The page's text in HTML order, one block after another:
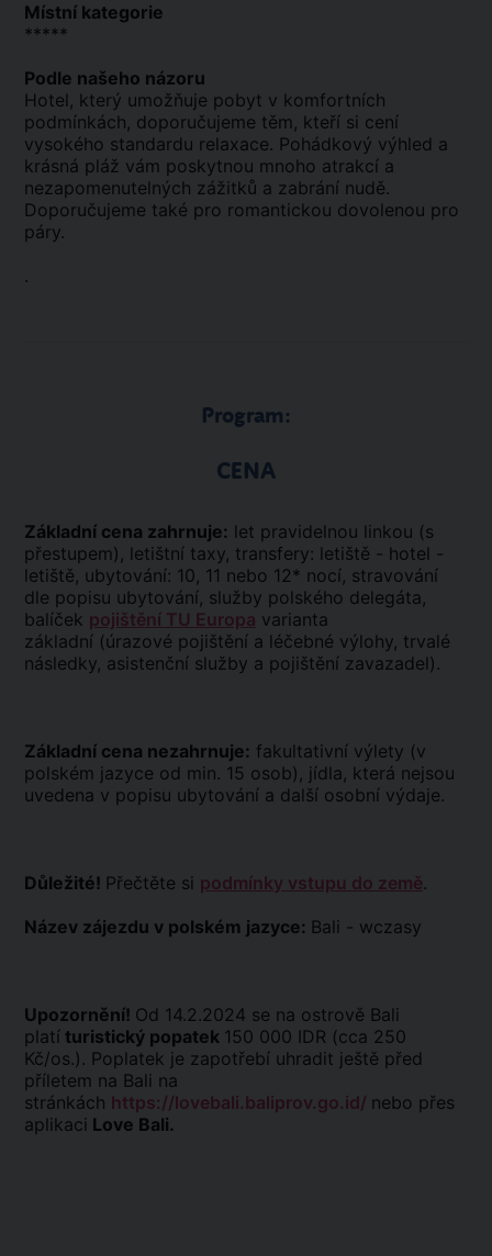
Místní kategorie
*****
Podle našeho názoru
Hotel, který umožňuje pobyt v komfortních
podmínkách, doporučujeme těm, kteří si cení
vysokého standardu relaxace. Pohádkový výhled a
krásná pláž vám poskytnou mnoho atrakcí a
nezapomenutelných zážitků a zabrání nudě.
Doporučujeme také pro romantickou dovolenou pro
páry.
.
Program:
CENA
Základní cena zahrnuje: let pravidelnou linkou (s
přestupem), letištní taxy, transfery: letiště - hotel -
letiště, ubytování: 10, 11 nebo 12* nocí, stravování
dle popisu ubytování, služby polského delegáta,
balíček pojištění TU Europa varianta
základní (úrazové pojištění a léčebné výlohy, trvalé
následky, asistenční služby a pojištění zavazadel).
Základní cena nezahrnuje: fakultativní výlety (v
polském jazyce od min. 15 osob), jídla, která nejsou
uvedena v popisu ubytování a další osobní výdaje.
Důležité! Přečtěte si podmínky vstupu do země.
Název zájezdu v polském jazyce: Bali - wczasy
Upozornění! Od 14.2.2024 se na ostrově Bali
platí turistický popatek 150 000 IDR (cca 250
Kč/os.). Poplatek je zapotřebí uhradit ještě před
příletem na Bali na
stránkách https://lovebali.baliprov.go.id/ nebo přes
aplikaci Love Bali.